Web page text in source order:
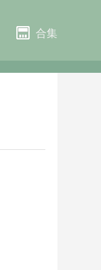
合集